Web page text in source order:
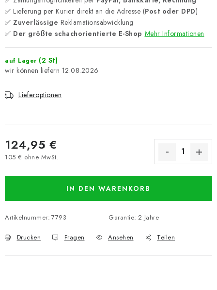
✅ Lieferung per Kurier direkt an die Adresse (Post oder DPD)
✅ Zuverlässige Reklamationsabwicklung
✅ Der größte schachorientierte E-Shop Mehr Informationen
auf Lager (2 St)
12.08.2026
Lieferoptionen
124,95 €
105 € ohne MwSt.
IN DEN WARENKORB
Artikelnummer: 7793 Garantie: 2 Jahre
Drucken Fragen Ansehen Teilen